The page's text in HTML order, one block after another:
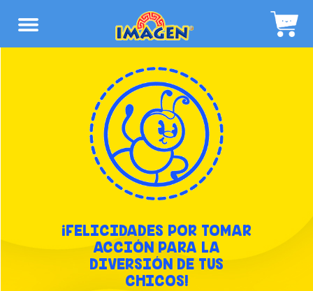
¡FELICIDADES POR TOMAR
ACCIÓN PARA LA
DIVERSIÓN DE TUS
CHICOS!